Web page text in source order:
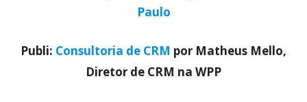
Paulo
Publi: Consultoria de CRM por Matheus Mello,
Diretor de CRM na WPP